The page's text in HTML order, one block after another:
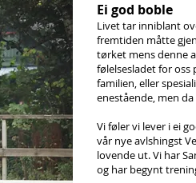
Ei god boble
Livet tar inniblant
fremtiden måtte
tørket mens denne
følelsesladet for oss
familien, eller
enestående, men
Vi føler vi lever i ei
vår nye avlshingst
lovende ut. Vi har
og har begynt